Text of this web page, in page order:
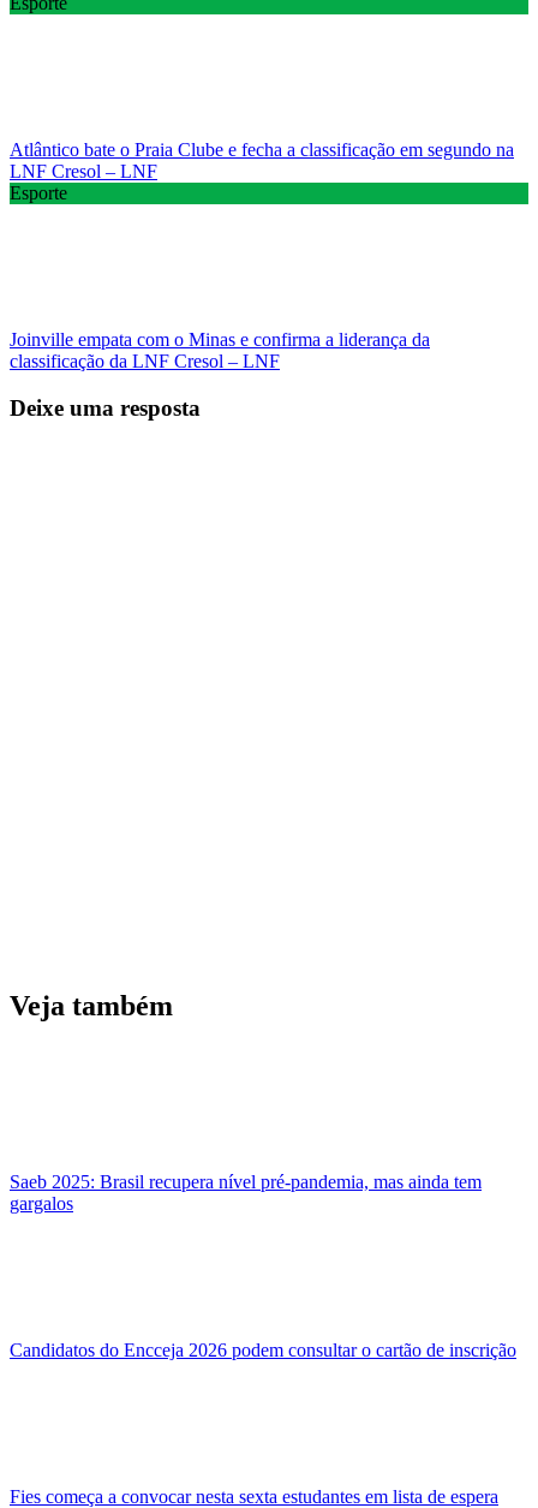
Atlântico bate o Praia Clube e fecha a classificação em segundo na
LNF Cresol – LNF
Esporte
Joinville empata com o Minas e confirma a liderança da
classificação da LNF Cresol – LNF
Deixe uma resposta
Veja também
Saeb 2025: Brasil recupera nível pré-pandemia, mas ainda tem
gargalos
Candidatos do Encceja 2026 podem consultar o cartão de inscrição
Fies começa a convocar nesta sexta estudantes em lista de espera